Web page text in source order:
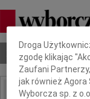
Nekrologi Odeszli
Dbamy o Twoją
Droga
zgodę klikając
Zaufani
jak również Agora
Wyborcza sp. z